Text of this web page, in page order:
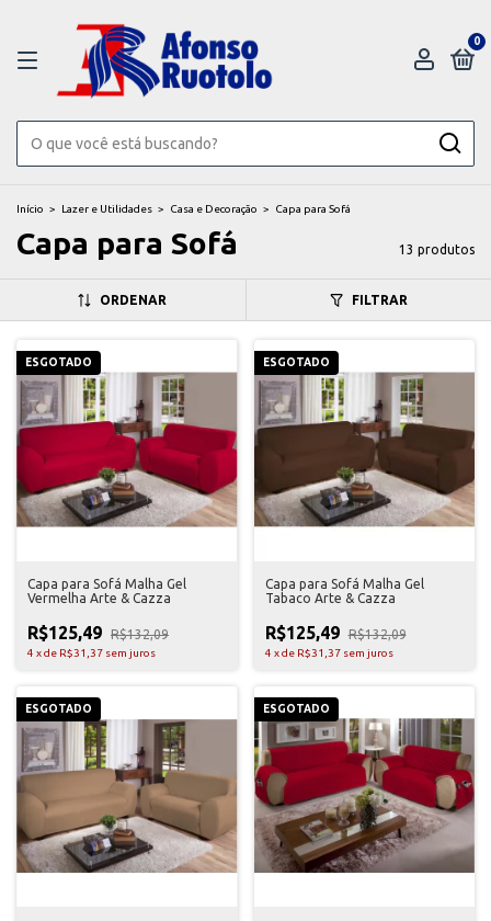
0
Início > Lazer e Utilidades > Casa e Decoração > Capa para Sofá
Capa para Sofá 13 produtos
ORDENAR FILTRAR
ESGOTADO
Capa para Sofá Malha Gel
Vermelha Arte & Cazza
R$125,49 R$132,09
4 xde R$31,37 sem juros
ESGOTADO
Capa para Sofá Malha Gel
Tabaco Arte & Cazza
R$125,49 R$132,09
4 xde R$31,37 sem juros
ESGOTADO ESGOTADO